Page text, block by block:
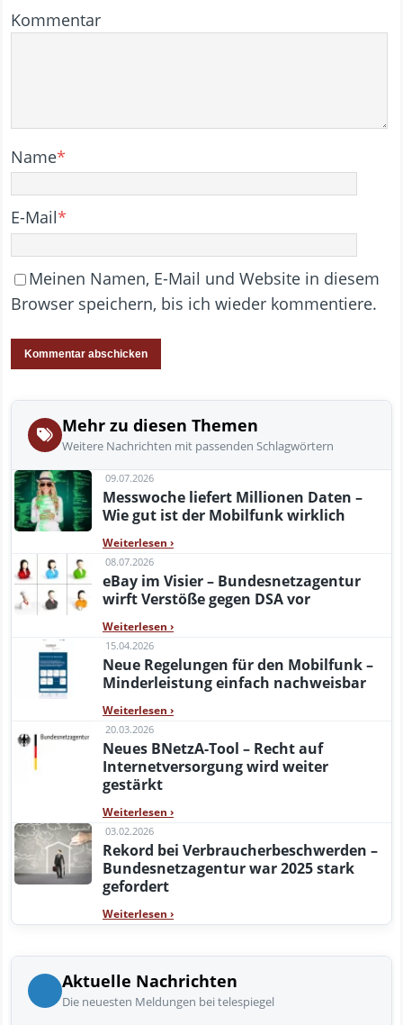
Kommentar
Name*
E-Mail*
Meinen Namen, E-Mail und Website in diesem
Browser speichern, bis ich wieder kommentiere.
Mehr zu diesen Themen
Weitere Nachrichten mit passenden Schlagwörtern
09.07.2026
Messwoche liefert Millionen Daten –
Wie gut ist der Mobilfunk wirklich
Weiterlesen ›
08.07.2026
eBay im Visier – Bundesnetzagentur
wirft Verstöße gegen DSA vor
Weiterlesen ›
15.04.2026
Neue Regelungen für den Mobilfunk –
Minderleistung einfach nachweisbar
Weiterlesen ›
20.03.2026
Neues BNetzA-Tool – Recht auf
Internetversorgung wird weiter
gestärkt
Weiterlesen ›
03.02.2026
Rekord bei Verbraucherbeschwerden –
Bundesnetzagentur war 2025 stark
gefordert
Weiterlesen ›
Aktuelle Nachrichten
Die neuesten Meldungen bei telespiegel